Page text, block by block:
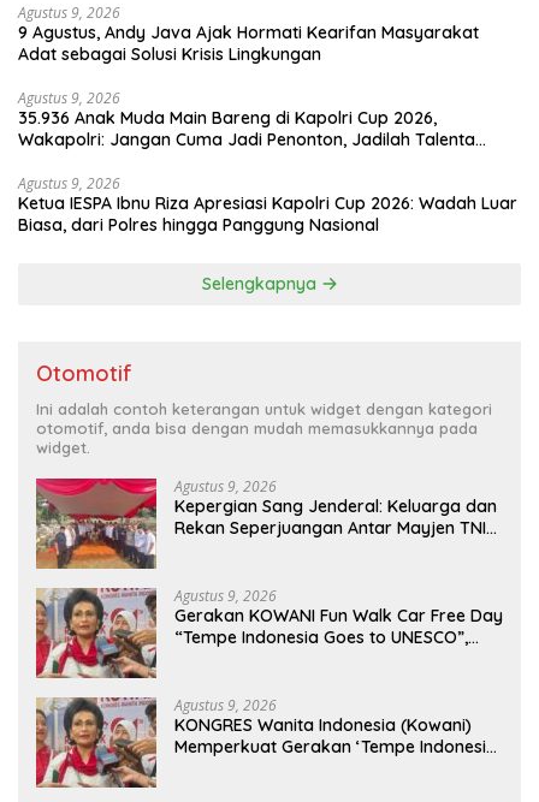
Agustus 9, 2026
9 Agustus, Andy Java Ajak Hormati Kearifan Masyarakat
Adat sebagai Solusi Krisis Lingkungan
Agustus 9, 2026
35.936 Anak Muda Main Bareng di Kapolri Cup 2026,
Wakapolri: Jangan Cuma Jadi Penonton, Jadilah Talenta
Agustus 9, 2026
Ketua IESPA Ibnu Riza Apresiasi Kapolri Cup 2026: Wadah Luar
Biasa, dari Polres hingga Panggung Nasional
Selengkapnya
Otomotif
Ini adalah contoh keterangan untuk widget dengan kategori
otomotif, anda bisa dengan mudah memasukkannya pada
widget.
Agustus 9, 2026
Kepergian Sang Jenderal: Keluarga dan
Rekan Seperjuangan Antar Mayjen TNI
Agustus 9, 2026
Gerakan KOWANI Fun Walk Car Free Day
“Tempe Indonesia Goes to UNESCO”,
Agustus 9, 2026
KONGRES Wanita Indonesia (Kowani)
Memperkuat Gerakan ‘Tempe Indonesia